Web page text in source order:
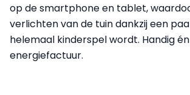
op de smartphone en tablet,
verlichten van de tuin dankzij een
helemaal kinderspel wordt. Handig
energiefactuur.